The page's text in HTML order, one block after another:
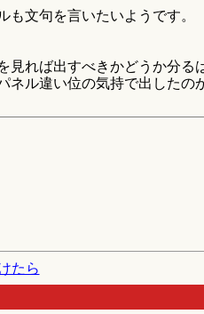
文句を言いたいようです。
れば出すべきかどうか分る
ル違い位の気持で出したの
たら